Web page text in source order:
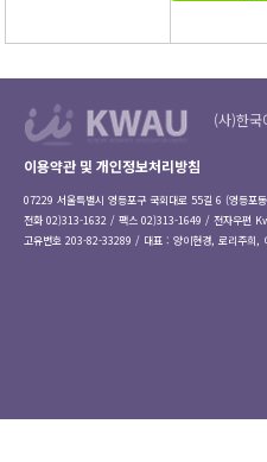
(사)한국
이용약관 및 개인정보처리방침
07229 서울특별시 영등포구 국회대로 55길 6 (영등포
전화 02)313-1632 / 팩스 02)313-1649 / 전자우편
고유번호 203-82-33289 / 대표 : 양이현경, 로리주희,